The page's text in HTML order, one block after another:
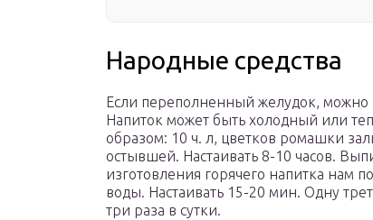
Народные средства
Если переполненный желудок, можно
Напиток может быть холодный или
образом: 10 ч. л, цветков ромашки
остывшей. Настаивать 8-10 часов.
изготовления горячего напитка нам
воды. Настаивать 15-20 мин. Одну
три раза в сутки.